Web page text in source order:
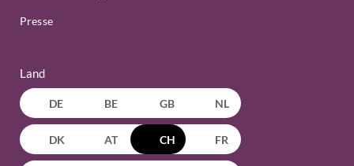
Presse
Land
DE BE GB NL
DK AT CH FR